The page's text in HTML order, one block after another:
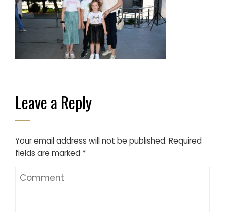
Leave a Reply
Your email address will not be published. Required
fields are marked *